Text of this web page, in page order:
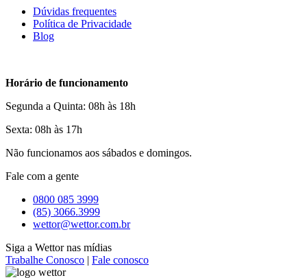
Dúvidas frequentes
Política de Privacidade
Blog
Horário de funcionamento
Segunda a Quinta: 08h às 18h
Sexta: 08h às 17h
Não funcionamos aos sábados e domingos.
Fale com a gente
0800 085 3999
(85) 3066.3999
wettor@wettor.com.br
Siga a Wettor nas mídias
Trabalhe Conosco | Fale conosco